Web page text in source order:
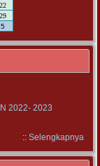
22
29
5
2022- 2023
:: Selengkapnya